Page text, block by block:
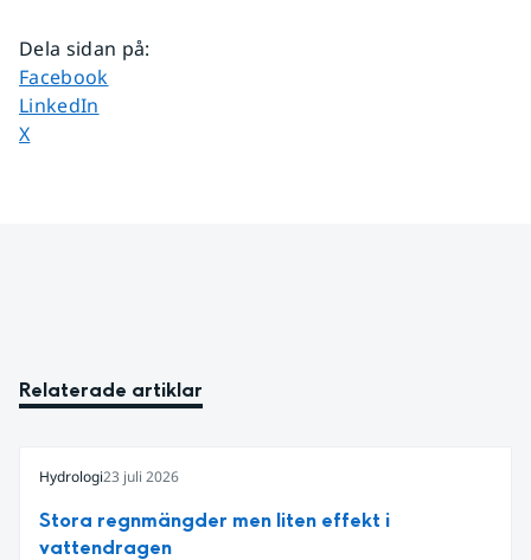
Dela sidan på:
Dela sidan på
Facebook
Dela sidan på
LinkedIn
Dela sidan på
X
Relaterade artiklar
Hydrologi23 juli 2026
Stora regnmängder men liten effekt i
vattendragen